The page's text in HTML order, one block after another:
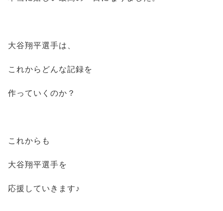
大谷翔平選手は、
これからどんな記録を
作っていくのか？
これからも
大谷翔平選手を
応援していきます♪